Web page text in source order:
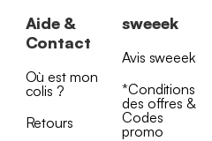
Aide &
Contact
Où est mon
colis ?
Retours
sweeek
Avis sweeek
*Conditions
des offres &
Codes
promo